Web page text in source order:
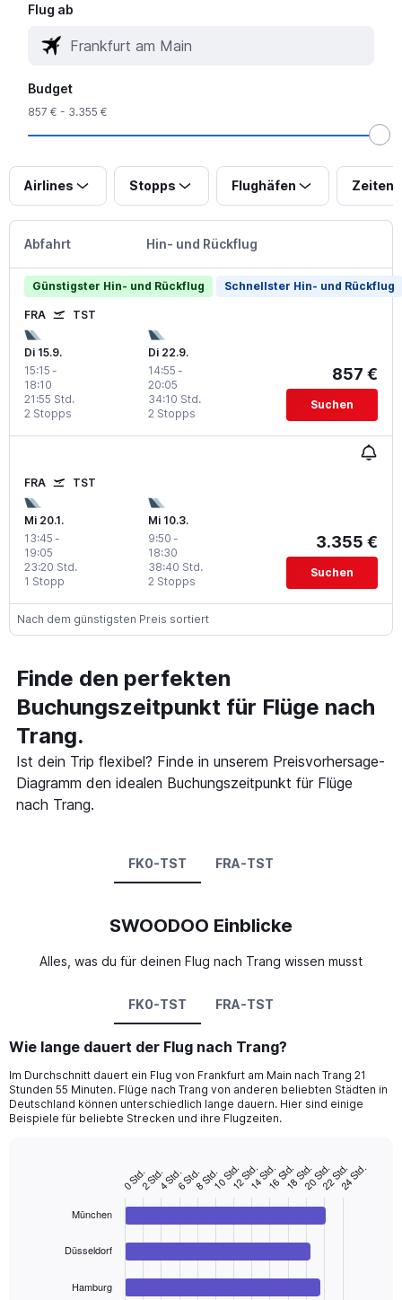
Flug ab
Budget
857 € - 3.355 €
Airlines Stopps Flughäfen Zeiten
Abfahrt Hin- und Rückflug
Günstigster Hin- und Rückflug Schnellster Hin- und Rückflug
FRA TST
Di 15.9.
15:15 -
18:10
2 Stopps
21:55 Std.
Di 22.9.
14:55 -
20:05
2 Stopps
34:10 Std.
857 €
Suchen
FRA TST
Mi 20.1.
13:45 -
19:05
1 Stopp
23:20 Std.
Mi 10.3.
9:50 -
18:30
2 Stopps
38:40 Std.
3.355 €
Suchen
Nach dem günstigsten Preis sortiert
Finde den perfekten
Buchungszeitpunkt für Flüge nach
Trang.
Ist dein Trip flexibel? Finde in unserem Preisvorhersage-
Diagramm den idealen Buchungszeitpunkt für Flüge
nach Trang.
FK0-TST FRA-TST
SWOODOO Einblicke
Alles, was du für deinen Flug nach Trang wissen musst
FK0-TST FRA-TST
Wie lange dauert der Flug nach Trang?
Im Durchschnitt dauert ein Flug von Frankfurt am Main nach Trang 21
Stunden 55 Minuten. Flüge nach Trang von anderen beliebten Städten in
Deutschland können unterschiedlich lange dauern. Hier sind einige
Beispiele für beliebte Strecken und ihre Flugzeiten.
München
Düsseldorf
Hamburg
0 Std.2 Std.4 Std.6 Std.8 Std.10 Std.12 Std.14 Std.16 Std.18 Std.20 Std.22 Std.24 Std.